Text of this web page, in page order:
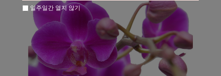
일주일간 열지 않기